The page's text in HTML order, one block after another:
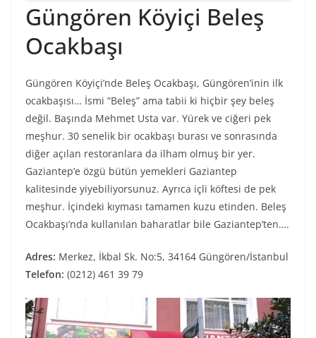
Güngören Köyiçi Beleş
Ocakbaşı
Güngören Köyiçi’nde Beleş Ocakbaşı, Güngören’inin ilk
ocakbaşısı… İsmi “Beleş” ama tabii ki hiçbir şey beleş
değil. Başında Mehmet Usta var. Yürek ve ciğeri pek
meşhur. 30 senelik bir ocakbaşı burası ve sonrasında
diğer açılan restoranlara da ilham olmuş bir yer.
Gaziantep’e özgü bütün yemekleri Gaziantep
kalitesinde yiyebiliyorsunuz. Ayrıca içli köftesi de pek
meşhur. İçindeki kıyması tamamen kuzu etinden. Beleş
Ocakbaşı’nda kullanılan baharatlar bile Gaziantep’ten….
Adres: Merkez, İkbal Sk. No:5, 34164 Güngören/İstanbul
Telefon: (0212) 461 39 79